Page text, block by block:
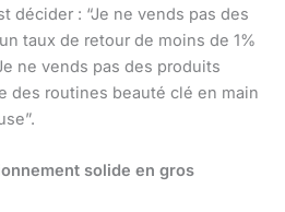
décider : “Je ne vends pas des
taux de retour de moins de 1%
ne vends pas des produits
des routines beauté clé en main
solide en gros